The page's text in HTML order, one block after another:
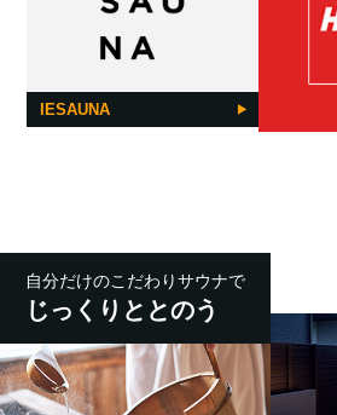
IESAUNA
自分だけのこだわりサウナで
じっくりととのう